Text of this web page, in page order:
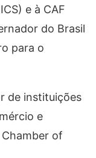
e à CAF
do Brasil
para o
de instituições
e
of